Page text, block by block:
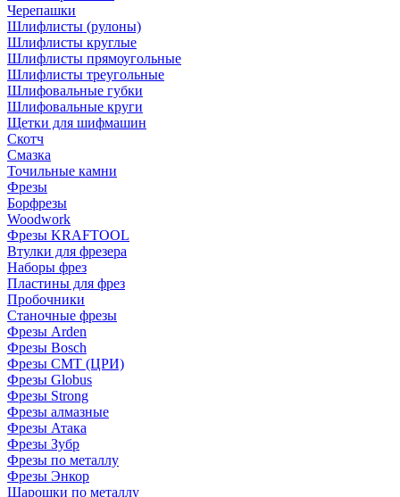
Черепашки
Шлифлисты (рулоны)
Шлифлисты круглые
Шлифлисты прямоугольные
Шлифлисты треугольные
Шлифовальные губки
Шлифовальные круги
Щетки для шифмашин
Скотч
Смазка
Точильные камни
Фрезы
Борфрезы
Woodwork
Фрезы KRAFTOOL
Втулки для фрезера
Наборы фрез
Пластины для фрез
Пробочники
Станочные фрезы
Фрезы Arden
Фрезы Bosch
Фрезы CMT (ЦРИ)
Фрезы Globus
Фрезы Strong
Фрезы алмазные
Фрезы Атака
Фрезы Зубр
Фрезы по металлу
Фрезы Энкор
Шарошки по металлу